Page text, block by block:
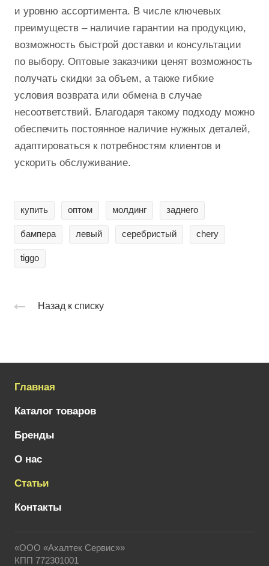
и уровню ассортимента. В числе ключевых
преимуществ – наличие гарантии на продукцию,
возможность быстрой доставки и консультации
по выбору. Оптовые заказчики ценят возможность
получать скидки за объем, а также гибкие
условия возврата или обмена в случае
несоответствий. Благодаря такому подходу можно
обеспечить постоянное наличие нужных деталей,
адаптироваться к потребностям клиентов и
ускорить обслуживание.
купить оптом молдинг заднего
бампера левый серебристый chery
tiggo
Назад к списку
Главная
Каталог товаров
Бренды
О нас
Статьи
Контакты
«ООО «Ахалтек Сервис»»
КПП 772301001